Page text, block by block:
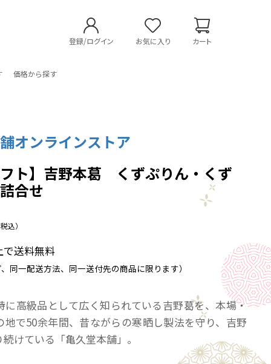
登録/ログイン お気に入り カート
価格から探す
オンラインストア
ト】吉野本葛 くずぷりん・くず
合せ
込）
で送料無料
同一配送方法、同一送付先の商品に限ります）
に高級品として広く知られている吉野葛を、本場・
地で50余年間、昔ながらの寒晒し製法を守り、吉野
けている「亀久堂本舗」。